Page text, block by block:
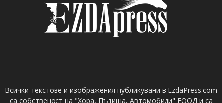
Всички текстове и изображения публикувани в EzdaPress.com
са собственост на "Хора, Пътища, Автомобили" ЕООД и са